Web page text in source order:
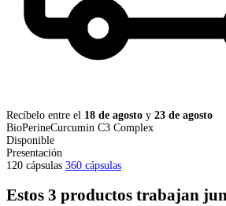
Recíbelo entre el 18 de agosto y 23 de agosto
BioPerineCurcumin C3 Complex
Disponible
Presentación
120 cápsulas 360 cápsulas
Estos 3 productos trabajan